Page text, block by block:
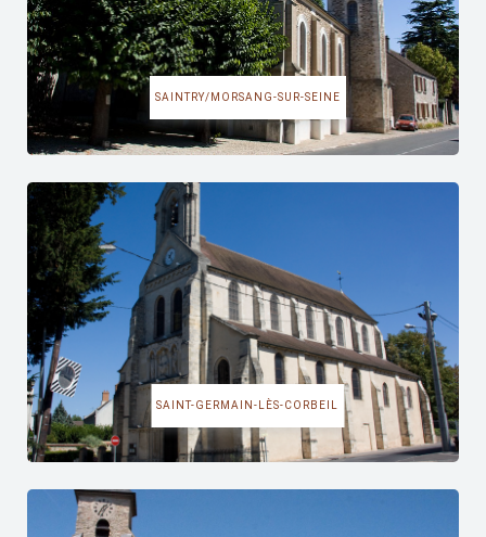
SAINTRY/MORSANG-SUR-SEINE
SAINT-GERMAIN-LÈS-CORBEIL